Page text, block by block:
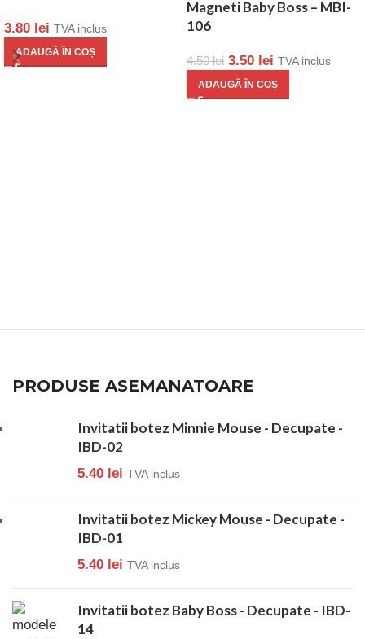
3.80 lei TVA inclus
ADAUGĂ ÎN COȘ
Magneti Baby Boss – MBI-
106
4.50lei 3.50 lei TVA inclus
ADAUGĂ ÎN COȘ
PRODUSE ASEMANATOARE
Invitatii botez Minnie Mouse - Decupate -
IBD-02
5.40 lei TVA inclus
Invitatii botez Mickey Mouse - Decupate -
IBD-01
5.40 lei TVA inclus
Invitatii botez Baby Boss - Decupate - IBD-
14